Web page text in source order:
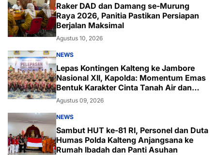
Raker DAD dan Damang se-Murung
Raya 2026, Panitia Pastikan Persiapan
Berjalan Maksimal
Agustus 10, 2026
NEWS
Lepas Kontingen Kalteng ke Jambore
Nasional XII, Kapolda: Momentum Emas
Bentuk Karakter Cinta Tanah Air dan
Lingkungan
Agustus 09, 2026
NEWS
Sambut HUT ke-81 RI, Personel dan Duta
Humas Polda Kalteng Anjangsana ke
Rumah Ibadah dan Panti Asuhan